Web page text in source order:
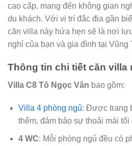
cao cấp, mang đến không gian
du khách. Với vị trí đắc địa gần
căn villa này hứa hẹn sẽ là nơi
nghỉ của bạn và gia đình tại Vũng
Thông tin chi tiết căn villa
Villa C8 Tô Ngọc Vân bao gồm:
Villa 4 phòng ngủ: Được trang
thêm, đảm bảo sự thoải mái tối
4 WC: Mỗi phòng ngủ đều có